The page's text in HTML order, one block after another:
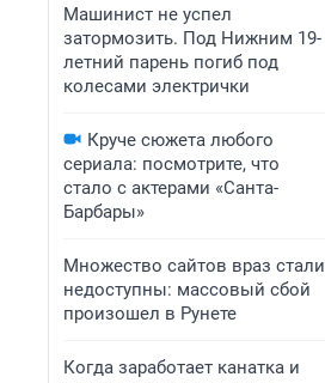
Машинист не успел
затормозить. Под Нижним 19-
летний парень погиб под
колесами электрички
Круче сюжета любого
сериала: посмотрите, что
стало с актерами «Санта-
Барбары»
Множество сайтов враз стали
недоступны: массовый сбой
произошел в Рунете
Когда заработает канатка и